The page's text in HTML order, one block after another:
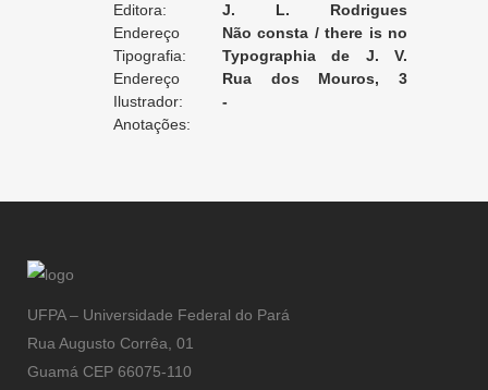
Edição:Editora:
J. L. Rodrigues
Trigueiros (editor e tradutor)
Endereço
da Editora:
Não consta / there is no
record / non enregistré
Tipografia:
Typographia de J. V.
Pereira da Silva
Endereço
da Tipografia:
Rua dos Mouros, 3
[Lisboa]
Ilustrador:
-
Anotações:
UFPA – Universidade Federal do Pará
Rua Augusto Corrêa, 01
Guamá CEP 66075-110